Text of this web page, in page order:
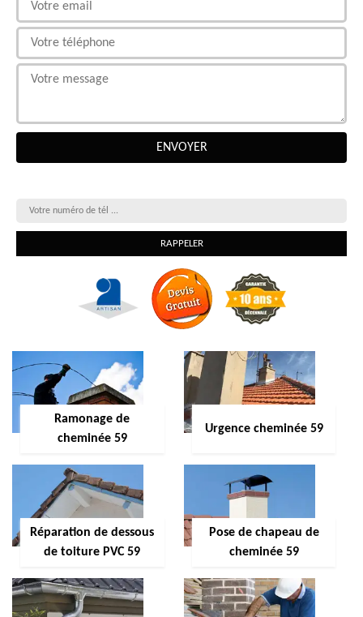
Ramonage de
cheminée 59
Urgence cheminée 59
Réparation de dessous
de toiture PVC 59
Pose de chapeau de
cheminée 59